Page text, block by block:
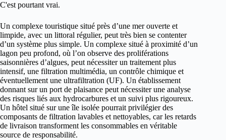
C'est pourtant vrai.
Un complexe touristique situé près d’une mer ouverte et
limpide, avec un littoral régulier, peut très bien se contenter
d’un système plus simple. Un complexe situé à proximité d’un
lagon peu profond, où l’on observe des proliférations
saisonnières d’algues, peut nécessiter un traitement plus
intensif, une filtration multimédia, un contrôle chimique et
éventuellement une ultrafiltration (UF). Un établissement
donnant sur un port de plaisance peut nécessiter une analyse
des risques liés aux hydrocarbures et un suivi plus rigoureux.
Un hôtel situé sur une île isolée pourrait privilégier des
composants de filtration lavables et nettoyables, car les retards
de livraison transforment les consommables en véritable
source de responsabilité.